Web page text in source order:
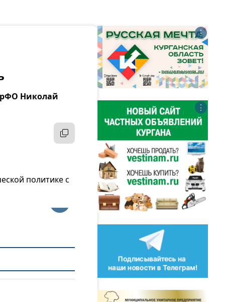
Николай
политике с
⋮
⋮